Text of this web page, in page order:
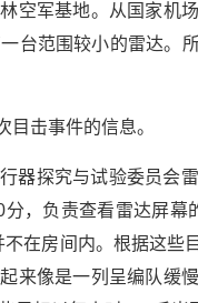
空军基地。从国家机
台范围较小的雷达。
击事件的信息。
器探究与试验委员会
，负责查看雷达屏幕
在房间内。根据这些
来像是一列呈编队缓